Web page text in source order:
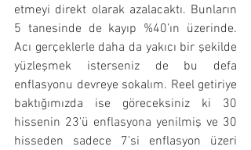
etmeyi direkt olarak azalacaktı. Bunların
5 tanesinde de kayıp %40’ın üzerinde.
Acı gerçeklerle daha da yakıcı bir şekilde
yüzleşmek isterseniz de bu defa
enflasyonu devreye sokalım. Reel getiriye
baktığımızda ise göreceksiniz ki 30
hissenin 23’ü enflasyona yenilmiş ve 30
hisseden sadece 7’si enflasyon üzeri